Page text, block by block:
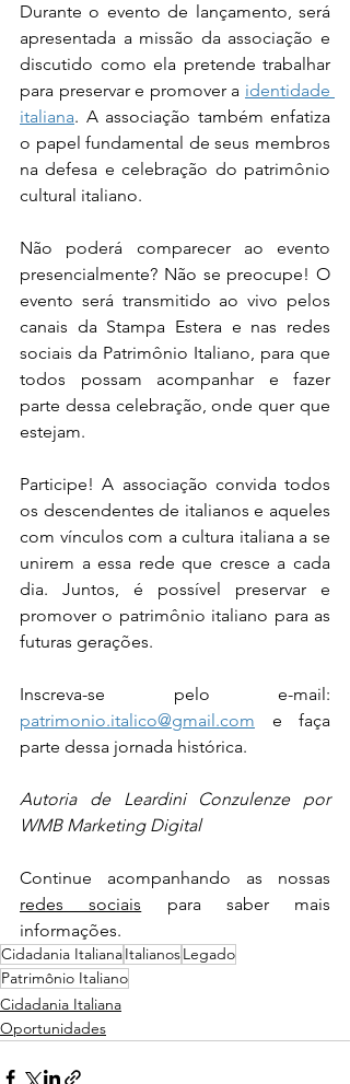
Durante o evento de lançamento, será
apresentada a missão da associação e
discutido como ela pretende trabalhar
para preservar e promover a identidade
italiana. A associação também enfatiza
o papel fundamental de seus membros
na defesa e celebração do patrimônio
cultural italiano.
Não poderá comparecer ao evento
presencialmente? Não se preocupe! O
evento será transmitido ao vivo pelos
canais da Stampa Estera e nas redes
sociais da Patrimônio Italiano, para que
todos possam acompanhar e fazer
parte dessa celebração, onde quer que
estejam.
Participe! A associação convida todos
os descendentes de italianos e aqueles
com vínculos com a cultura italiana a se
unirem a essa rede que cresce a cada
dia. Juntos, é possível preservar e
promover o patrimônio italiano para as
futuras gerações.
patrimonio.italico@gmail.com e faça
parte dessa jornada histórica.
Autoria de Leardini Conzulenze por
WMB Marketing Digital
redes sociais para saber mais
informações.
Cidadania ItalianaItalianosLegado
Patrimônio Italiano
Cidadania Italiana
Oportunidades